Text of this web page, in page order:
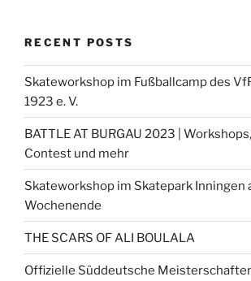
RECENT POSTS
Skateworkshop im Fußballcamp des
1923 e. V.
BATTLE AT BURGAU 2023 |
Contest und mehr
Skateworkshop im Skatepark Inningen
Wochenende
THE SCARS OF ALI BOULALA
Offizielle Süddeutsche